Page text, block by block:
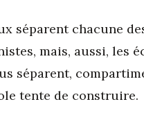
séparent chacune
mais, aussi, les
séparent,
tente de construire.